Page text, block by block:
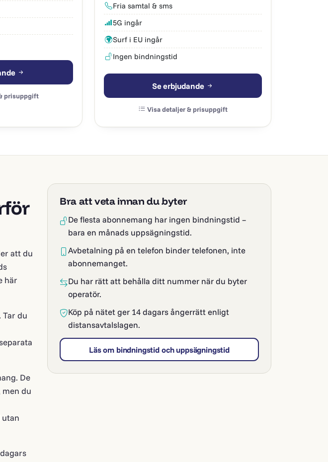
prisuppgift
Fria samtal & sms
5G ingår
Surf i EU ingår
Ingen bindningstid
Se erbjudande
Visa detaljer & prisuppgift
att du
här
du
De
du
utan
Bra att veta innan du byter
De flesta abonnemang har ingen bindningstid –
bara en månads uppsägningstid.
Avbetalning på en telefon binder telefonen, inte
abonnemanget.
Du har rätt att behålla ditt nummer när du byter
operatör.
Köp på nätet ger 14 dagars ångerrätt enligt
distansavtalslagen.
Läs om bindningstid och uppsägningstid